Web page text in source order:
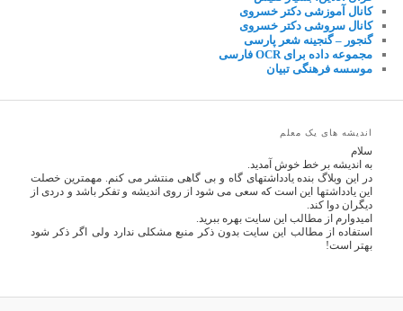
کانال آموزشی دکتر خسروی
کانال سروشی دکتر خسروی
گنجور – گنجینه شعر پارسی
مجموعه داده برای OCR فارسی
موسسه فرهنگی تبیان
اندیشه های یک معلم
سلام
به اندیشه بر خط خوش آمدید.
در این وبلاگ بنده یادداشتهای گاه و بی گاهی منتشر می کنم. مهمترین خصلت
این یادداشتها این است که سعی می شود از روی اندیشه و تفکر باشد و دردی از
دیگران دوا کند.
امیدوارم از مطالب این سایت بهره ببرید.
استفاده از مطالب این سایت بدون ذکر منبع مشکلی ندارد ولی اگر ذکر شود
بهتر است!